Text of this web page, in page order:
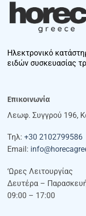
Ηλεκτρονικό
ειδών συσκευασίας
Επικοινωνία
Λεωφ. Συγγρού 196,
Τηλ: +30 2102799586
Email:
‘Ωρες Λειτουργίας
Δευτέρα –
09:00 – 17:00